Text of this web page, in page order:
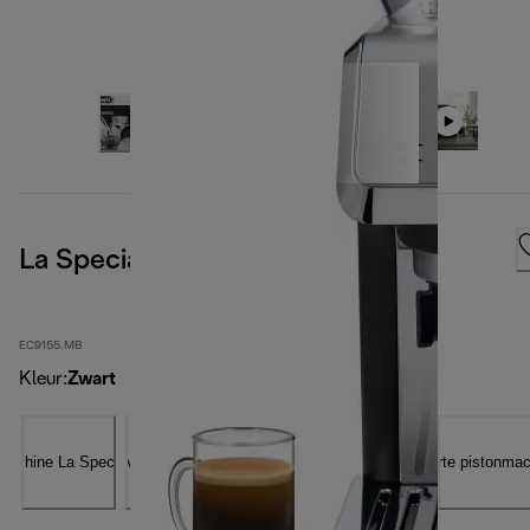
La Specialista Arte
EC9155.MB
Kleur:Zwart